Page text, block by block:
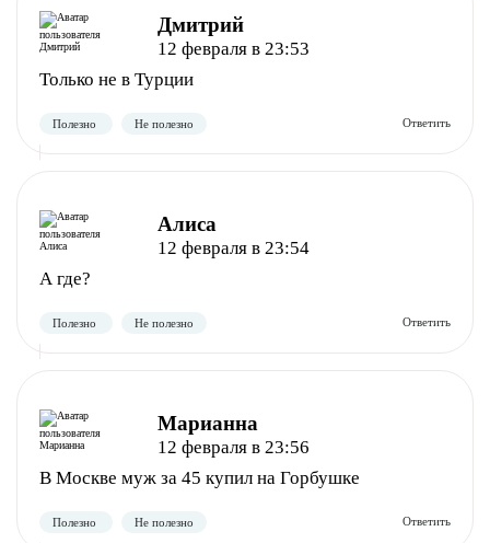
Дмитрий
12 февраля в 23:53
Только не в Турции
Алиса
12 февраля в 23:54
А где?
Марианна
12 февраля в 23:56
В Москве муж за 45 купил на Горбушке